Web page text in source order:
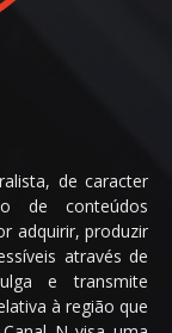
de caracter
de conteúdos
adquirir, produzir
através de
e transmite
à região que